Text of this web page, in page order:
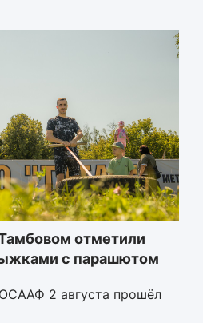
отметили
с парашютом
2 августа прошёл